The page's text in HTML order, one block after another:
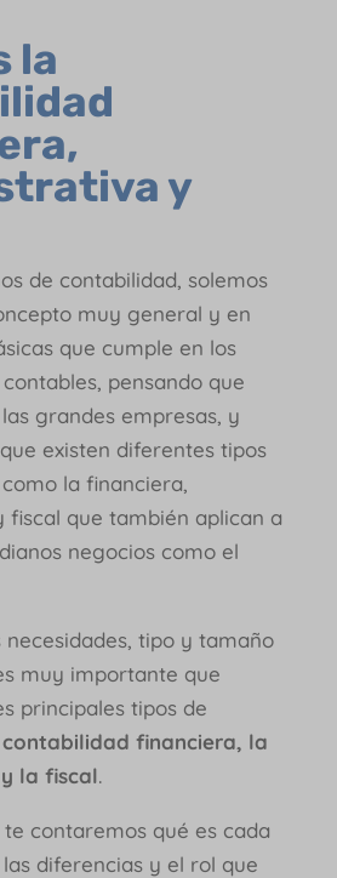
la
y
de contabilidad, solemos
muy general y en
que cumple en los
pensando que
grandes empresas, y
existen diferentes tipos
la financiera,
fiscal que también aplican a
negocios como el
tipo y tamaño
muy importante que
principales tipos de
financiera, la
la fiscal.
contaremos qué es cada
diferencias y el rol que